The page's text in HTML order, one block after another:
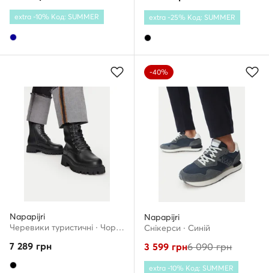
extra -10% Код: SUMMER extra -25% Код: SUMMER
Napapijri
Черевики туристичні · Чорний
7 289 грн
-40%
Napapijri
Снікерcи · Cиній
3 599 грн6 090грн
extra -10% Код: SUMMER